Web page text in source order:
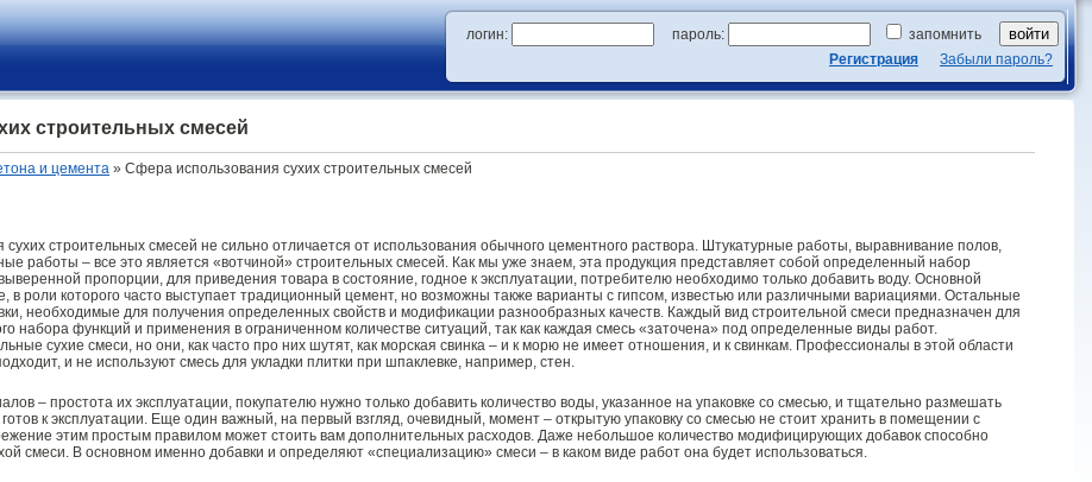
логин: пароль:
запомнить
Регистрация
Забыли пароль?
строительных смесей
и цемента » Сфера использования сухих строительных смесей
сухих строительных смесей не сильно отличается от использования обычного цементного раствора. Штукатурные работы, выравнивание полов,
работы – все это является «вотчиной» строительных смесей. Как мы уже знаем, эта продукция представляет собой определенный набор
пропорции, для приведения товара в состояние, годное к эксплуатации, потребителю необходимо только добавить воду. Основной
в роли которого часто выступает традиционный цемент, но возможны также варианты с гипсом, известью или различными вариациями. Остальные
необходимые для получения определенных свойств и модификации разнообразных качеств. Каждый вид строительной смеси предназначен для
набора функций и применения в ограниченном количестве ситуаций, так как каждая смесь «заточена» под определенные виды работ.
сухие смеси, но они, как часто про них шутят, как морская свинка – и к морю не имеет отношения, и к свинкам. Профессионалы в этой области
и не используют смесь для укладки плитки при шпаклевке, например, стен.
– простота их эксплуатации, покупателю нужно только добавить количество воды, указанное на упаковке со смесью, и тщательно размешать
к эксплуатации. Еще один важный, на первый взгляд, очевидный, момент – открытую упаковку со смесью не стоит хранить в помещении с
этим простым правилом может стоить вам дополнительных расходов. Даже небольшое количество модифицирующих добавок способно
смеси. В основном именно добавки и определяют «специализацию» смеси – в каком виде работ она будет использоваться.